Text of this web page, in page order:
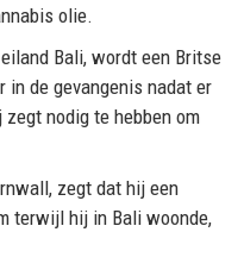
olie.
Bali, wordt een Britse
in de gevangenis nadat er
nodig te hebben om
zegt dat hij een
terwijl hij in Bali woonde,